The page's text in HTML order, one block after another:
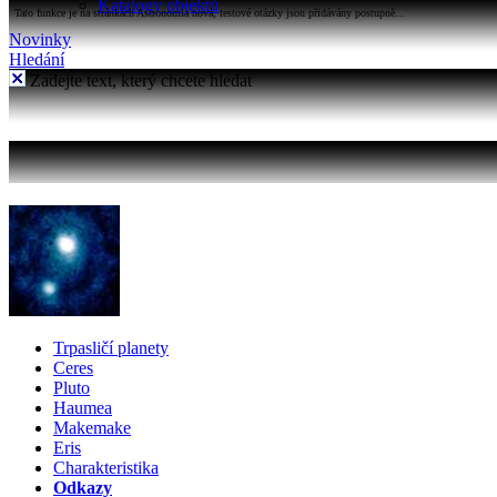
Katalogy objektů
Tato funkce je na stránkách Astronomia nová, testové otázky jsou přidávány postupně...
Novinky
Hledání
Zadejte text, který chcete hledat
Trpasličí planety
Ceres
Pluto
Haumea
Makemake
Eris
Charakteristika
Odkazy